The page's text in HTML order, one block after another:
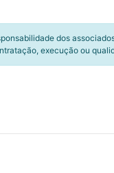
dos
execução ou